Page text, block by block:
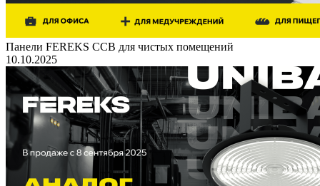
Панели FEREKS ССВ для чистых помещений
10.10.2025